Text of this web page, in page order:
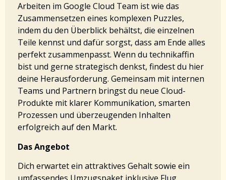
Arbeiten im Google Cloud Team ist wie das
Zusammensetzen eines komplexen Puzzles,
indem du den Überblick behältst, die einzelnen
Teile kennst und dafür sorgst, dass am Ende alles
perfekt zusammenpasst. Wenn du technikaffin
bist und gerne strategisch denkst, findest du hier
deine Herausforderung. Gemeinsam mit internen
Teams und Partnern bringst du neue Cloud-
Produkte mit klarer Kommunikation, smarten
Prozessen und überzeugenden Inhalten
erfolgreich auf den Markt.
Das Angebot
Dich erwartet ein attraktives Gehalt sowie ein